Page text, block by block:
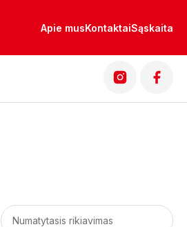
Apie musKontaktaiSąskaita